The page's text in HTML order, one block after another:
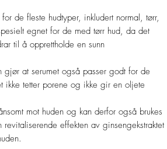
de fleste hudtyper, inkludert normal, tørr,
egnet for de med tørr hud, da det
til å opprettholde en sunn
gjør at serumet også passer godt for de
ikke tetter porene og ikke gir en oljete
mot huden og kan derfor også brukes
effekten av ginsengekstraktet